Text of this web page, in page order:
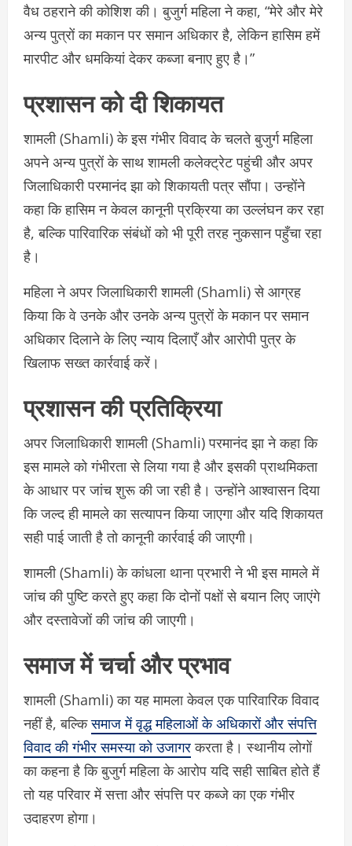
वैध ठहराने की कोशिश की। बुजुर्ग महिला ने कहा, “मेरे और मेरे
अन्य पुत्रों का मकान पर समान अधिकार है, लेकिन हासिम हमें
मारपीट और धमकियां देकर कब्जा बनाए हुए है।”
प्रशासन को दी शिकायत
शामली (Shamli) के इस गंभीर विवाद के चलते बुजुर्ग महिला
अपने अन्य पुत्रों के साथ शामली कलेक्ट्रेट पहुंची और अपर
जिलाधिकारी परमानंद झा को शिकायती पत्र सौंपा। उन्होंने
कहा कि हासिम न केवल कानूनी प्रक्रिया का उल्लंघन कर रहा
है, बल्कि पारिवारिक संबंधों को भी पूरी तरह नुकसान पहुँचा रहा
है।
महिला ने अपर जिलाधिकारी शामली (Shamli) से आग्रह
किया कि वे उनके और उनके अन्य पुत्रों के मकान पर समान
अधिकार दिलाने के लिए न्याय दिलाएँ और आरोपी पुत्र के
खिलाफ सख्त कार्रवाई करें।
प्रशासन की प्रतिक्रिया
अपर जिलाधिकारी शामली (Shamli) परमानंद झा ने कहा कि
इस मामले को गंभीरता से लिया गया है और इसकी प्राथमिकता
के आधार पर जांच शुरू की जा रही है। उन्होंने आश्वासन दिया
कि जल्द ही मामले का सत्यापन किया जाएगा और यदि शिकायत
सही पाई जाती है तो कानूनी कार्रवाई की जाएगी।
शामली (Shamli) के कांधला थाना प्रभारी ने भी इस मामले में
जांच की पुष्टि करते हुए कहा कि दोनों पक्षों से बयान लिए जाएंगे
और दस्तावेजों की जांच की जाएगी।
समाज में चर्चा और प्रभाव
शामली (Shamli) का यह मामला केवल एक पारिवारिक विवाद
नहीं है, बल्किसमाज में वृद्ध महिलाओं के अधिकारों और संपत्ति
विवाद की गंभीर समस्या को उजागरकरता है। स्थानीय लोगों
का कहना है कि बुजुर्ग महिला के आरोप यदि सही साबित होते हैं
तो यह परिवार में सत्ता और संपत्ति पर कब्जे का एक गंभीर
उदाहरण होगा।